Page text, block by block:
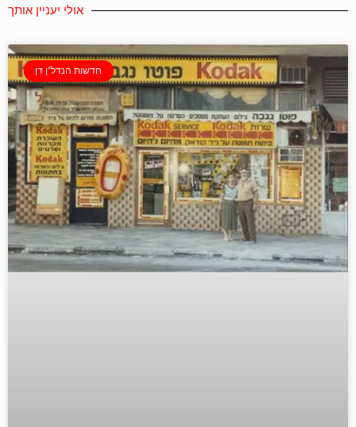
אולי יעניין אותך
חדשות הנדל"ן דן